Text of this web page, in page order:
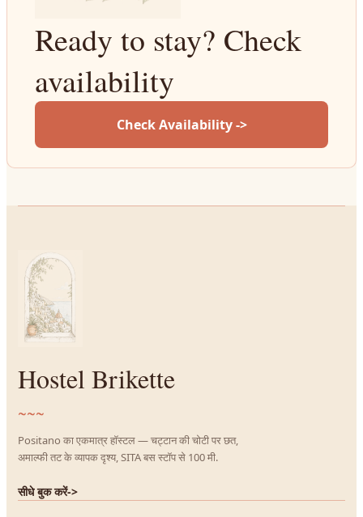
Ready to stay? Check
availability
Check Availability ->
Hostel Brikette
~~~
Positano का एकमात्र हॉस्टल — चट्टान की चोटी पर छत,
अमाल्फी तट के व्यापक दृश्य, SITA बस स्टॉप से 100 मी.
सीधे बुक करें->